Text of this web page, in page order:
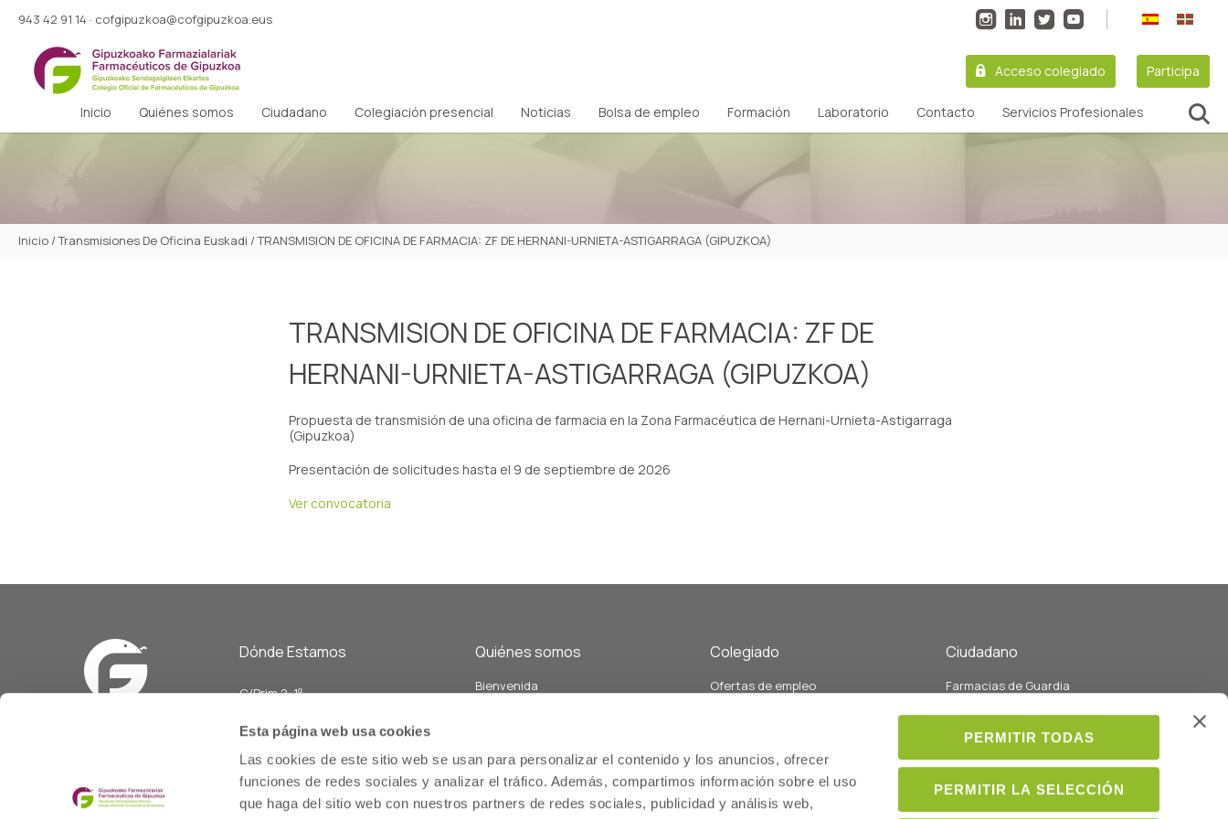
Esta página web usa cookies
Las cookies de este sitio web se usan para personalizar el contenido y los anuncios, ofrecer
funciones de redes sociales y analizar el tráfico. Además, compartimos información sobre el uso
que haga del sitio web con nuestros partners de redes sociales, publicidad y análisis web,
PERMITIR TODAS
PERMITIR LA SELECCIÓN
943 42 91 14 · cofgipuzkoa@cofgipuzkoa.eus
Acceso colegiado Participa
Inicio Quiénes somos Ciudadano Colegiación presencial Noticias Bolsa de empleo Formación Laboratorio Contacto Servicios Profesionales
Inicio /Transmisiones De Oficina Euskadi /TRANSMISION DE OFICINA DE FARMACIA: ZF DE HERNANI-URNIETA-ASTIGARRAGA (GIPUZKOA)
TRANSMISION DE OFICINA DE FARMACIA: ZF DE
HERNANI-URNIETA-ASTIGARRAGA (GIPUZKOA)
Propuesta de transmisión de una oficina de farmacia en la Zona Farmacéutica de Hernani-Urnieta-Astigarraga
(Gipuzkoa)
Presentación de solicitudes hasta el 9 de septiembre de 2026
Ver convocatoria
Dónde Estamos
C/Prim 2, 1º
Horario L-V
08:00 a 14:00
cofgipuzkoa@cofgipuzkoa.eus
Quiénes somos
Bienvenida
Estatutos
Memoria
Colegiado
Ofertas de empleo
Servicios relacionados con la
salud comunitaria
Servicios de atención
Ciudadano
Farmacias de Guardia
Listado de colegiados